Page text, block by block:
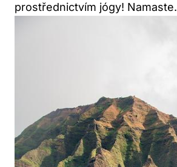
prostřednictvím jógy! Namaste.